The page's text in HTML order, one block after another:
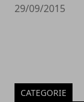
29/09/2015
CATEGORIE